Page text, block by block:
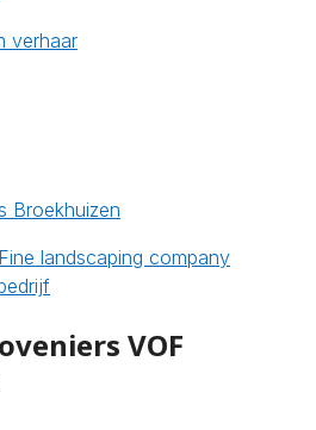
verhaar
Broekhuizen
landscaping company
VOF